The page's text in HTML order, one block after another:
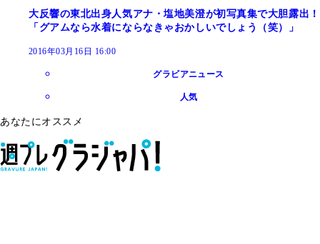
大反響の東北出身人気アナ・塩地美澄が初写真集で大胆露出！
「グアムなら水着にならなきゃおかしいでしょう（笑）」
2016年03月16日 16:00
グラビアニュース
人気
あなたにオススメ